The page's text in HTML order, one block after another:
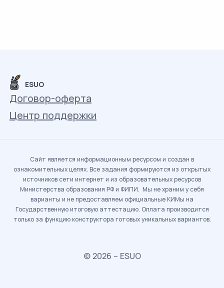
ESUO
Договор-оферта
Центр поддержки
Сайт является информационным ресурсом и создан в
ознакомительных целях. Все задания формируются из открытых
источников сети интернет и из образовательных ресурсов
Министерства образования РФ и ФИПИ. Мы не храним у себя
варианты и не предоставляем официальные КИМы на
Государственную итоговую аттестацию. Оплата производится
только за функцию конструктора готовых уникальных вариантов.
© 2026 – ESUO